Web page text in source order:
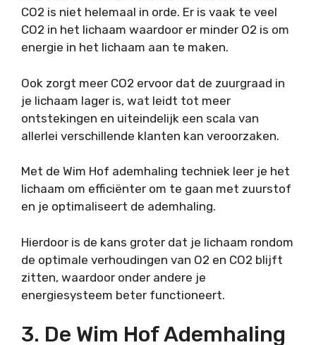
CO2 is niet helemaal in orde. Er is vaak te veel
CO2 in het lichaam waardoor er minder O2 is om
energie in het lichaam aan te maken.
Ook zorgt meer CO2 ervoor dat de zuurgraad in
je lichaam lager is, wat leidt tot meer
ontstekingen en uiteindelijk een scala van
allerlei verschillende klanten kan veroorzaken.
Met de Wim Hof ademhaling techniek leer je het
lichaam om efficiënter om te gaan met zuurstof
en je optimaliseert de ademhaling.
Hierdoor is de kans groter dat je lichaam rondom
de optimale verhoudingen van O2 en CO2 blijft
zitten, waardoor onder andere je
energiesysteem beter functioneert.
3. De Wim Hof Ademhaling